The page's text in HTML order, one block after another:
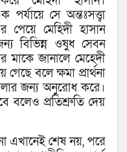
সে অন্তঃসত্ত্বা
পেয়ে মেহিদী হাসান
বিভিন্ন ওষুধ সেবন
জানালে মেহেদী
বলে ক্ষমা প্রার্থনা
জন্য অনুরোধ করে।
বলেও প্রতিশ্রুতি দেয়
এখানেই শেষ নয়, পরে